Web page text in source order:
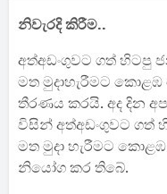
නිවැරදි කිරීම..
අත්අඩංගුවට ගත් හිටපු
මත මුදාහැරීමට
තීරණය කරයි. අද දින
විසින් අත්අඩංගුවට ගත්
මත මුදා හැරීමට
නියෝග කර තිබේ.